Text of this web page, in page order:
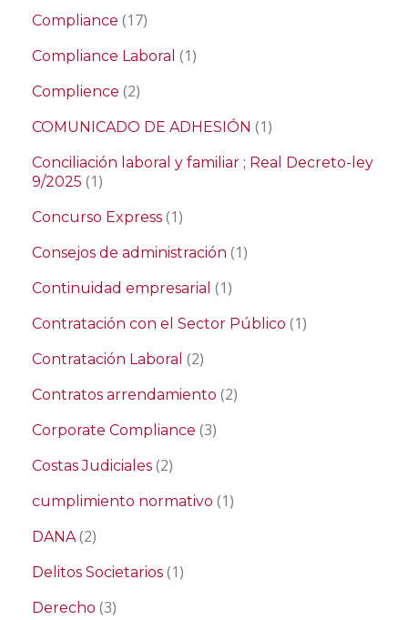
Compliance (17)
Compliance Laboral (1)
Complience (2)
COMUNICADO DE ADHESIÓN (1)
Conciliación laboral y familiar ; Real Decreto-ley
9/2025 (1)
Concurso Express (1)
Consejos de administración (1)
Continuidad empresarial (1)
Contratación con el Sector Público (1)
Contratación Laboral (2)
Contratos arrendamiento (2)
Corporate Compliance (3)
Costas Judiciales (2)
cumplimiento normativo (1)
DANA(2)
Delitos Societarios (1)
Derecho (3)